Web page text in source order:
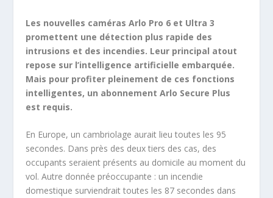
Les nouvelles caméras Arlo Pro 6 et Ultra 3
promettent une détection plus rapide des
intrusions et des incendies. Leur principal atout
repose sur l’intelligence artificielle embarquée.
Mais pour profiter pleinement de ces fonctions
intelligentes, un abonnement Arlo Secure Plus
est requis.
En Europe, un cambriolage aurait lieu toutes les 95
secondes. Dans près des deux tiers des cas, des
occupants seraient présents au domicile au moment du
vol. Autre donnée préoccupante : un incendie
domestique surviendrait toutes les 87 secondes dans